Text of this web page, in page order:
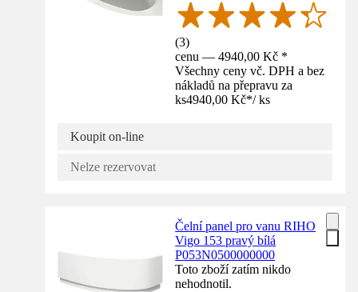
(3)
cenu — 4940,00 Kč *
Všechny ceny vč. DPH a bez
nákladů na přepravu za
ks4940,00 Kč*/ ks
Koupit on-line
Nelze rezervovat
Čelní panel pro vanu RIHO
Vigo 153 pravý bílá
P053N0500000000
Toto zboží zatím nikdo
nehodnotil.